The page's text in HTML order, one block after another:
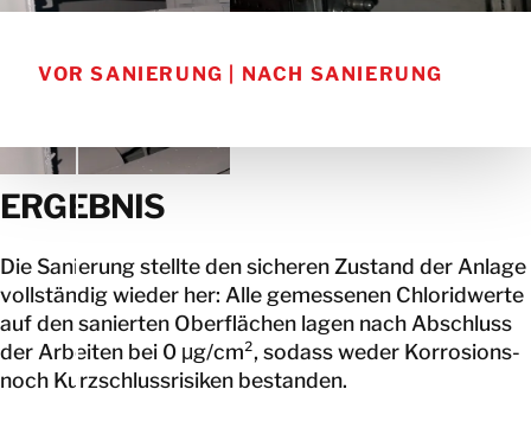
VOR SANIERUNG | NACH SANIERUNG
ERGEBNIS
Die Sanierung stellte den sicheren Zustand der Anlage
vollständig wieder her: Alle gemessenen Chloridwerte
auf den sanierten Oberflächen lagen nach Abschluss
der Arbeiten bei 0 μg/cm², sodass weder Korrosions-
noch Kurzschlussrisiken bestanden.